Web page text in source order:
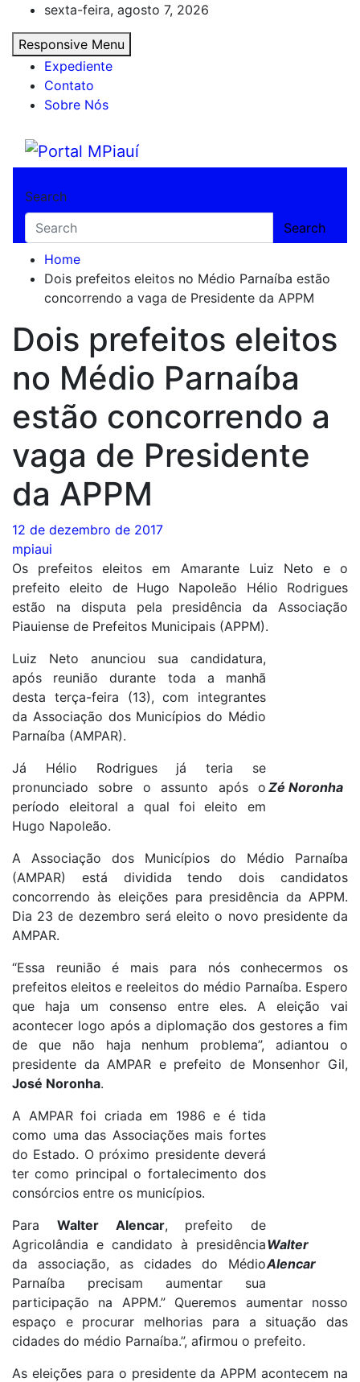
content
sexta-feira, agosto 7, 2026
Responsive Menu
Expediente
Contato
Sobre Nós
Portal MPiauí
Search
Search
Home
Dois prefeitos eleitos no Médio Parnaíba estão
concorrendo a vaga de Presidente da APPM
Dois prefeitos eleitos
no Médio Parnaíba
estão concorrendo a
vaga de Presidente
da APPM
12 de dezembro de 2017
mpiaui
Os prefeitos eleitos em Amarante Luiz Neto e o
prefeito eleito de Hugo Napoleão Hélio Rodrigues
estão na disputa pela presidência da Associação
Piauiense de Prefeitos Municipais (APPM).
Zé Noronha
Luiz Neto anunciou sua candidatura,
após reunião durante toda a manhã
desta terça-feira (13), com integrantes
da Associação dos Municípios do Médio
Parnaíba (AMPAR).
Já Hélio Rodrigues já teria se
pronunciado sobre o assunto após o
período eleitoral a qual foi eleito em
Hugo Napoleão.
A Associação dos Municípios do Médio Parnaíba
(AMPAR) está dividida tendo dois candidatos
concorrendo às eleições para presidência da APPM.
Dia 23 de dezembro será eleito o novo presidente da
AMPAR.
“Essa reunião é mais para nós conhecermos os
prefeitos eleitos e reeleitos do médio Parnaíba. Espero
que haja um consenso entre eles. A eleição vai
acontecer logo após a diplomação dos gestores a fim
de que não haja nenhum problema”, adiantou o
presidente da AMPAR e prefeito de Monsenhor Gil,
José Noronha.
Walter
Alencar
A AMPAR foi criada em 1986 e é tida
como uma das Associações mais fortes
do Estado. O próximo presidente deverá
ter como principal o fortalecimento dos
consórcios entre os municípios.
Para Walter Alencar, prefeito de
Agricolândia e candidato à presidência
da associação, as cidades do Médio
Parnaíba precisam aumentar sua
participação na APPM.” Queremos aumentar nosso
espaço e procurar melhorias para a situação das
cidades do médio Parnaíba.”, afirmou o prefeito.
As eleições para o presidente da APPM acontecem na